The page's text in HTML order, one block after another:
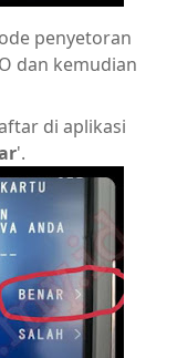
penyetoran
dan kemudian
di aplikasi
'.